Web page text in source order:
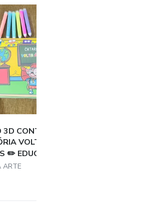
3D CONTAÇÃO DE
VOLTA ÁS
✏️ EDUCA ARTE
ARTE